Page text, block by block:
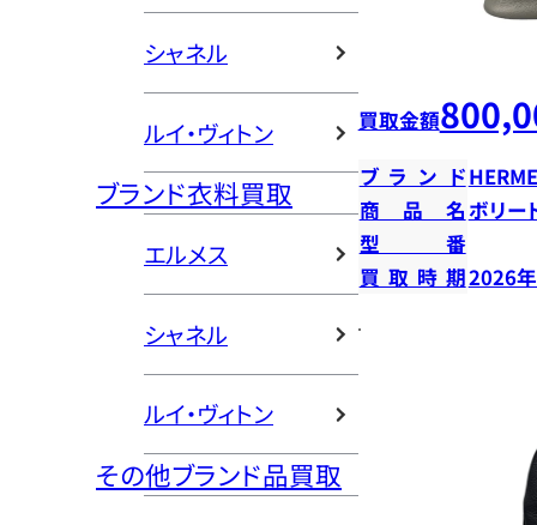
シャネル
ルイ・ヴィトン
ブランド衣料買取
エルメス
シャネル
ルイ・ヴィトン
その他ブランド品買取
買取金額
ブランド
商品名ボリー
型番
買取時期2026